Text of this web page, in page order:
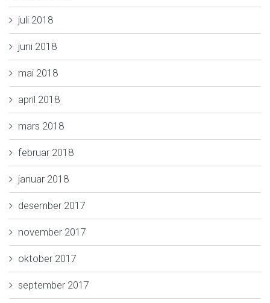
juli 2018
juni 2018
mai 2018
april 2018
mars 2018
februar 2018
januar 2018
desember 2017
november 2017
oktober 2017
september 2017